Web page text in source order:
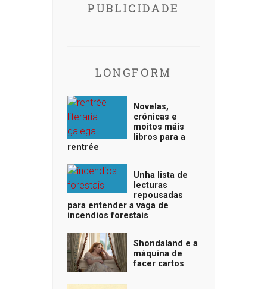
PUBLICIDADE
LONGFORM
Novelas,
crónicas e
moitos máis
libros para a
rentrée
Unha lista de
lecturas
repousadas
para entender a vaga de
incendios forestais
Shondaland e a
máquina de
facer cartos